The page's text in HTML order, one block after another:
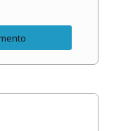
Código
do
Tensão